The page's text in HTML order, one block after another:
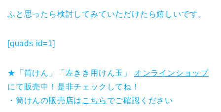
ふと思ったら検討してみていただけたら嬉しいです。
[quads id=1]
★「筒けん」「左きき用けん玉」 オンラインショップ
にて販売中！是非チェックしてね！
・筒けんの販売店は こちら でご確認ください